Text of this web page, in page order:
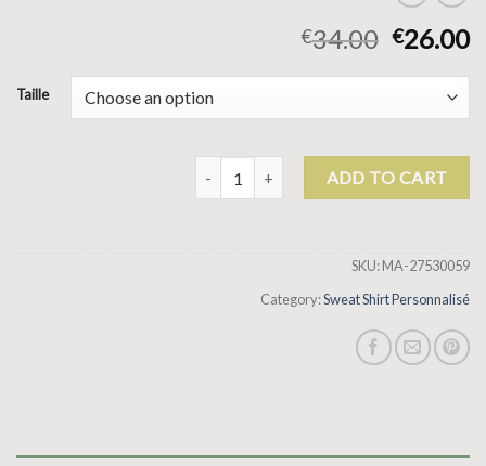
€34.00 €26.00
Taille
sweat shirt personnalisé quantity
ADD TO CART
SKU:MA-27530059
Category:Sweat Shirt Personnalisé